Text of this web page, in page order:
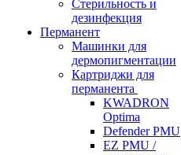
Стерильность и
дезинфекция
Перманент
Машинки для
дермопигментации
Картриджи для
перманента
KWADRON
Optima
Defender PMU
EZ PMU /